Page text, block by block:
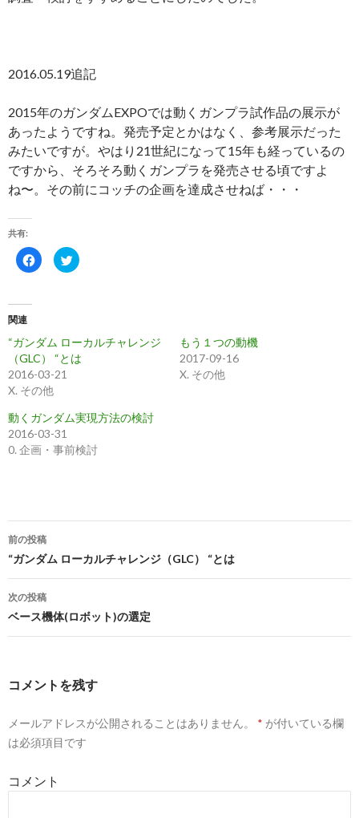
2016.05.19追記
2015年のガンダムEXPOでは動くガンプラ試作品の展示が
あったようですね。発売予定とかはなく、参考展示だった
みたいですが。やはり21世紀になって15年も経っているの
ですから、そろそろ動くガンプラを発売させる頃ですよ
ね〜。その前にコッチの企画を達成させねば・・・
共有:
F
a
で
共
有
す
る
に
は
リ
ッ
ク
し
て
く
ウ
ィ
ン
ド
開
き
ま
す
ク
リ
t
e
(
新
ウ
ィ
関連
“ガンダム ローカルチャレンジ
（GLC） “とは
2016-03-21
X. その他
もう１つの動機
2017-09-16
X. その他
動くガンダム実現方法の検討
2016-03-31
0. 企画・事前検討
投
稿
ナ
ビ
ョ
前の投稿
“ガンダム ローカルチャレンジ（GLC） “とは
次の投稿
ベース機体(ロボット)の選定
コメントを残す
メールアドレスが公開されることはありません。 * が付いている欄
は必須項目です
コメント